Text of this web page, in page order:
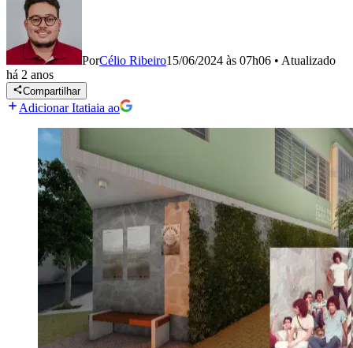
PorCélio Ribeiro15/06/2024 às 07h06 • Atualizado
há 2 anos
Compartilhar
Adicionar Itatiaia ao